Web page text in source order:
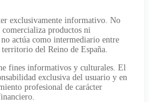
exclusivamente informativo. No
comercializa productos ni
actúa como intermediario entre
del Reino de España.
fines informativos y culturales. El
exclusiva del usuario y en
profesional de carácter